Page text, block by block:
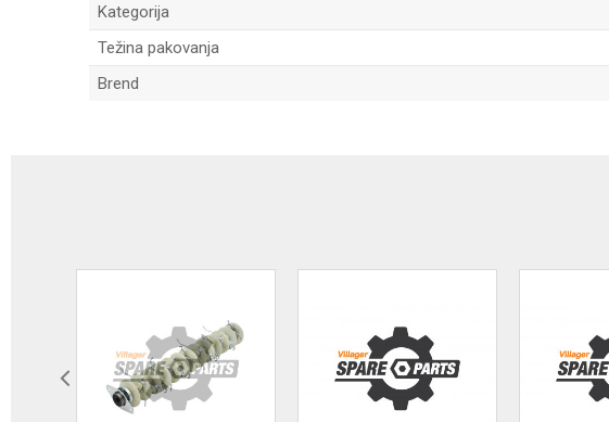
Kategorija
Težina pakovanja
Brend